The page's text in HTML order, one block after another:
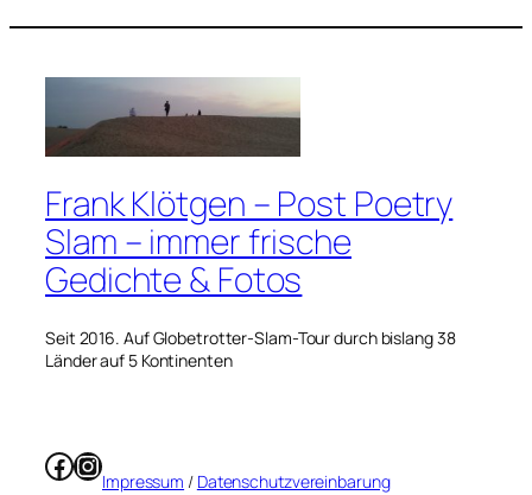
Frank Klötgen – Post Poetry
Slam – immer frische
Gedichte & Fotos
Seit 2016. Auf Globetrotter-Slam-Tour durch bislang 38
Länder auf 5 Kontinenten
Facebook
Instagram
Impressum / Datenschutzvereinbarung